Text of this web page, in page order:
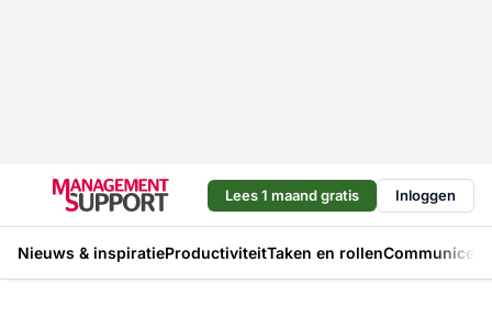
Lees 1 maand gratis Inloggen
Nieuws & inspiratieProductiviteitTaken en rollen